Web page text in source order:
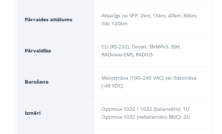
Pārraides attālums
Atkarīgs no SFP: 2km, 15km, 40km, 80km,
līdz 120km
Pārvaldība
CLI (RS-232), Telnet, SNMPv3, SSH,
RADview-EMS, RADIUS
Barošana
Maiņstrāva (100–240 VAC) vai līdzstrāva
(-48 VDC)
Izmēri
Optimux-1025 / 1032 (balansēts): 1U
Optimux-1032 (nebalansēts BNC): 2U